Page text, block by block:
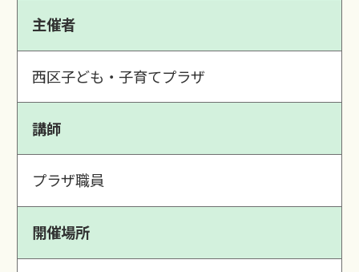
主催者
西区子ども・子育てプラザ
講師
プラザ職員
開催場所